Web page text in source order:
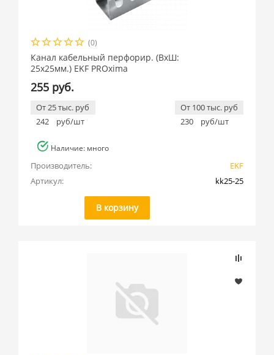
(0)
Канал кабельный перфорир. (ВхШ:
25х25мм.) EKF PROxima
255 руб.
От 25 тыс. руб
242
руб/шт
От 100 тыс. руб
230
руб/шт
Наличие: много
Производитель:
EKF
Артикул:
kk25-25
В корзину